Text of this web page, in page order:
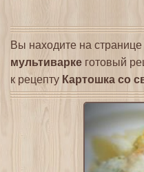
Вы находите на странице
мультиварке готовый
к рецепту Картошка со